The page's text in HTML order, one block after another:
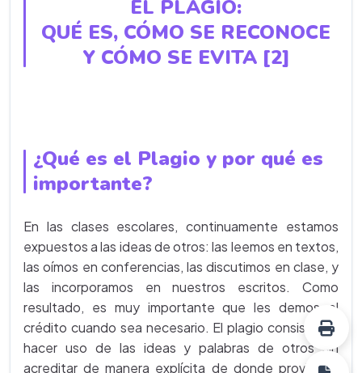
EL PLAGIO:
QUÉ ES, CÓMO SE RECONOCE
Y CÓMO SE EVITA [2]
¿Qué es el Plagio y por qué es
importante?
En las clases escolares, continuamente estamos
expuestos a las ideas de otros: las leemos en textos,
las oímos en conferencias, las discutimos en clase, y
las incorporamos en nuestros escritos. Como
resultado, es muy importante que les demos el
crédito cuando sea necesario. El plagio consiste en
hacer uso de las ideas y palabras de otros sin
acreditar de manera explícita de donde provino la